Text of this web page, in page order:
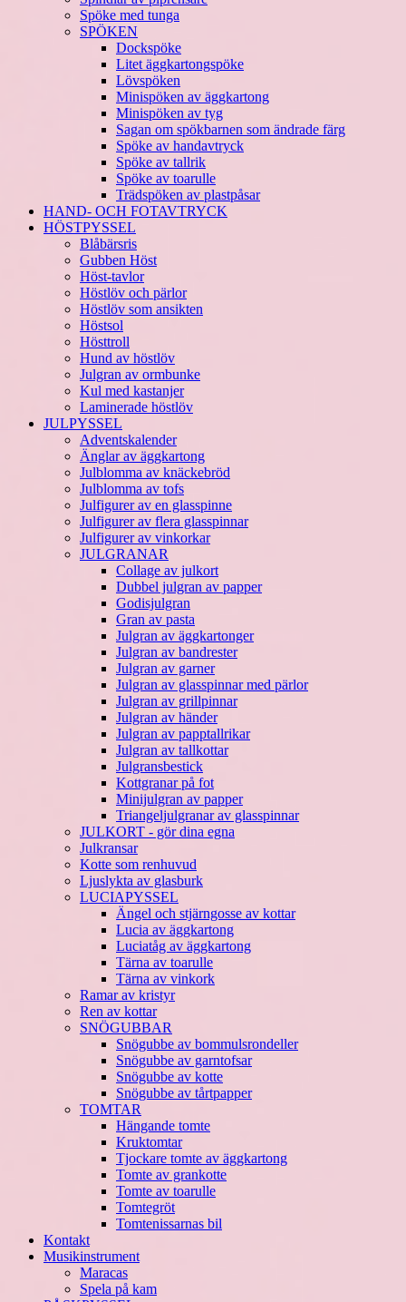
Spöke med tunga
SPÖKEN
Dockspöke
Litet äggkartongspöke
Lövspöken
Minispöken av äggkartong
Minispöken av tyg
Sagan om spökbarnen som ändrade färg
Spöke av handavtryck
Spöke av tallrik
Spöke av toarulle
Trädspöken av plastpåsar
HAND- OCH FOTAVTRYCK
HÖSTPYSSEL
Blåbärsris
Gubben Höst
Höst-tavlor
Höstlöv och pärlor
Höstlöv som ansikten
Höstsol
Hösttroll
Hund av höstlöv
Julgran av ormbunke
Kul med kastanjer
Laminerade höstlöv
JULPYSSEL
Adventskalender
Änglar av äggkartong
Julblomma av knäckebröd
Julblomma av tofs
Julfigurer av en glasspinne
Julfigurer av flera glasspinnar
Julfigurer av vinkorkar
JULGRANAR
Collage av julkort
Dubbel julgran av papper
Godisjulgran
Gran av pasta
Julgran av äggkartonger
Julgran av bandrester
Julgran av garner
Julgran av glasspinnar med pärlor
Julgran av grillpinnar
Julgran av händer
Julgran av papptallrikar
Julgran av tallkottar
Julgransbestick
Kottgranar på fot
Minijulgran av papper
Triangeljulgranar av glasspinnar
JULKORT - gör dina egna
Julkransar
Kotte som renhuvud
Ljuslykta av glasburk
LUCIAPYSSEL
Ängel och stjärngosse av kottar
Lucia av äggkartong
Luciatåg av äggkartong
Tärna av toarulle
Tärna av vinkork
Ramar av kristyr
Ren av kottar
SNÖGUBBAR
Snögubbe av bommulsrondeller
Snögubbe av garntofsar
Snögubbe av kotte
Snögubbe av tårtpapper
TOMTAR
Hängande tomte
Kruktomtar
Tjockare tomte av äggkartong
Tomte av grankotte
Tomte av toarulle
Tomtegröt
Tomtenissarnas bil
Kontakt
Musikinstrument
Maracas
Spela på kam